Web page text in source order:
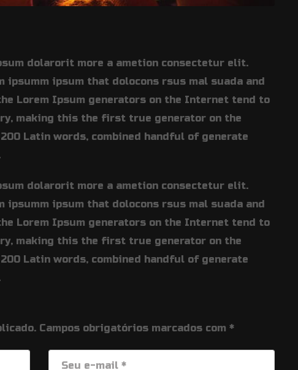
dolarorit more a ametion consectetur elit.
ipsumm ipsum that dolocons rsus mal suada and
Lorem Ipsum generators on the Internet tend to
making this the first true generator on the
Latin words, combined handful of generate
dolarorit more a ametion consectetur elit.
ipsumm ipsum that dolocons rsus mal suada and
Lorem Ipsum generators on the Internet tend to
making this the first true generator on the
Latin words, combined handful of generate
Campos obrigatórios marcados com *